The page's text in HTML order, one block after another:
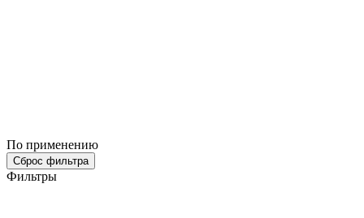
По применению
Сброс фильтра
Фильтры